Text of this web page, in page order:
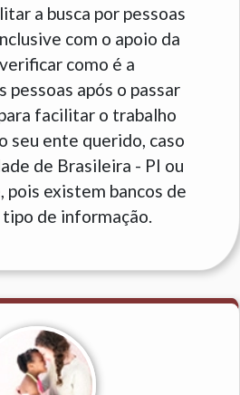
a busca por pessoas
com o apoio da
como é a
pessoas após o passar
facilitar o trabalho
seu ente querido, caso
de Brasileira - PI ou
pois existem bancos de
de informação.